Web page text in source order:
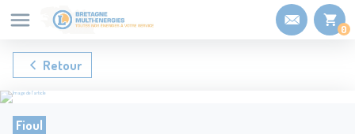
0
Retour
Fioul